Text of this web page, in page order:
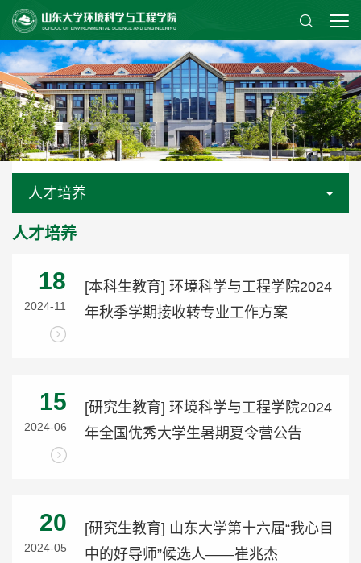
人才培养
人才培养
18
2024-11
[本科生教育] 环境科学与工程学院2024
年秋季学期接收转专业工作方案
15
2024-06
[研究生教育] 环境科学与工程学院2024
年全国优秀大学生暑期夏令营公告
20
2024-05
[研究生教育] 山东大学第十六届“我心目
中的好导师”候选人——崔兆杰